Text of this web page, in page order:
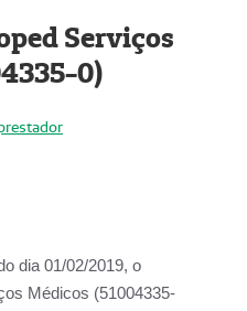
Serviços
0)
dia 01/02/2019, o
Médicos (51004335-